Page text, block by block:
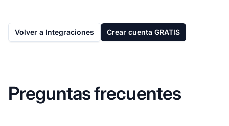
Volver a Integraciones Crear cuenta GRATIS
Preguntas frecuentes